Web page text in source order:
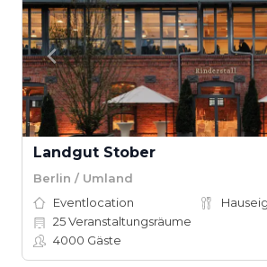
Landgut Stober
Berlin / Umland
Eventlocation
25Veranstaltungsräume
4000 Gäste